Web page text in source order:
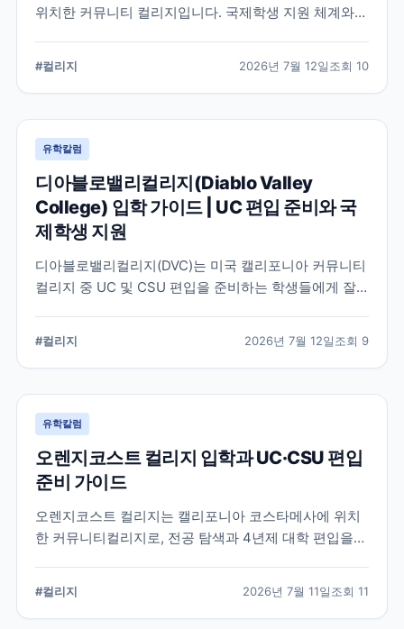
위치한 커뮤니티 컬리지입니다. 국제학생 지원 체계와
#컬리지 2026년 7월 12일조회 10
유학칼럼
디아블로밸리컬리지(Diablo Valley
College) 입학 가이드 | UC 편입 준비와 국
제학생 지원
디아블로밸리컬리지(DVC)는 미국 캘리포니아 커뮤니티
컬리지 중 UC 및 CSU 편입을 준비하는 학생들에게 잘
정리했습니다.
#컬리지 2026년 7월 12일조회 9
유학칼럼
오렌지코스트 컬리지 입학과 UC·CSU 편입
준비 가이드
오렌지코스트 컬리지는 캘리포니아 코스타메사에 위치
한 커뮤니티컬리지로, 전공 탐색과 4년제 대학 편입을
#컬리지 2026년 7월 11일조회 11